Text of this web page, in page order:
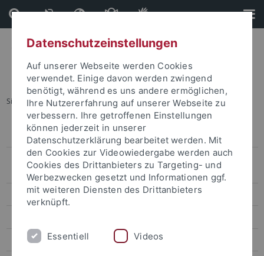
Direkt
zum
Inhalt
Direkt
zur
Fußleiste
Sie sind hier: Startseite Weiterbildung
Über uns
Wissenschaftliche Weiterbildung 2028: Fachkräfte in
Zukunftsthemen qualifizieren und neue Bedarfe identifizieren
Programm
Teilnahmevoraussetzungen
Datenschutzeinstellungen
Auf unserer Webseite werden Cookies
verwendet. Einige davon werden zwingend
benötigt, während es uns andere ermöglichen,
Ihre Nutzererfahrung auf unserer Webseite zu
verbessern. Ihre getroffenen Einstellungen
können jederzeit in unserer
Datenschutzerklärung bearbeitet werden. Mit
den Cookies zur Videowiedergabe werden auch
Cookies des Drittanbieters zu Targeting- und
Werbezwecken gesetzt und Informationen ggf.
mit weiteren Diensten des Drittanbieters
verknüpft.
Essentiell Videos